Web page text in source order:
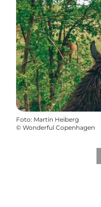
Foto: Martin Heiberg
© Wonderful Copenhagen